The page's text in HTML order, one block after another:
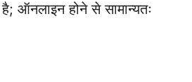
है; ऑनलाइन होने से सामान्यतः